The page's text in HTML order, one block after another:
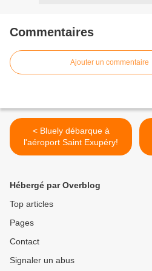
Commentaires
Ajouter un commentaire
< Bluely débarque à
l'aéroport Saint Exupéry!
Hébergé par Overblog
Top articles
Pages
Contact
Signaler un abus